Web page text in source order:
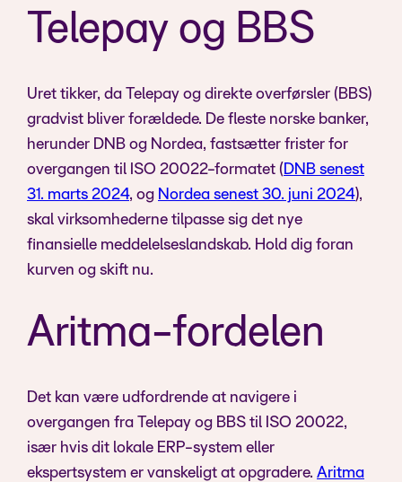
Telepay og BBS
Uret tikker, da Telepay og direkte overførsler (BBS)
gradvist bliver forældede. De fleste norske banker,
herunder DNB og Nordea, fastsætter frister for
overgangen til ISO 20022-formatet (DNB senest
31. marts 2024, og Nordea senest 30. juni 2024),
skal virksomhederne tilpasse sig det nye
finansielle meddelelseslandskab. Hold dig foran
kurven og skift nu.
Aritma-fordelen
Det kan være udfordrende at navigere i
overgangen fra Telepay og BBS til ISO 20022,
især hvis dit lokale ERP-system eller
ekspertsystem er vanskeligt at opgradere. Aritma